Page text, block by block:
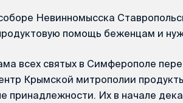
Невинномысска
помощь беженцам и
всех святых в Симферополе
Крымской митрополии
принадлежности. Их в начале